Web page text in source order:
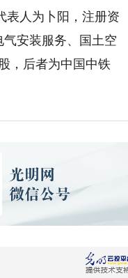
人为卜阳，注册资
安装服务、国土空
，后者为中国中铁